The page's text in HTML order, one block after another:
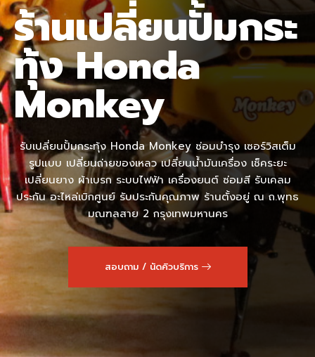
ร้านเปลี่ยนปั้มกระ
ทุ้ง Honda
Monkey
รับเปลี่ยนปั้มกระทุ้ง Honda Monkey ซ่อมบำรุง เซอร์วิสเต็ม
รูปแบบ เปลี่ยนถ่ายของเหลว เปลี่ยนน้ำมันเครื่อง เช็คระยะ
เปลี่ยนยาง ผ้าเบรก ระบบไฟฟ้า เครื่องยนต์ ซ่อมสี รับเคลม
ประกัน อะไหล่เบิกศูนย์ รับประกันคุณภาพ ร้านตั้งอยู่ ณ ถ.พุทธ
มณฑลสาย 2 กรุงเทพมหานคร
สอบถาม / นัดคิวบริการ